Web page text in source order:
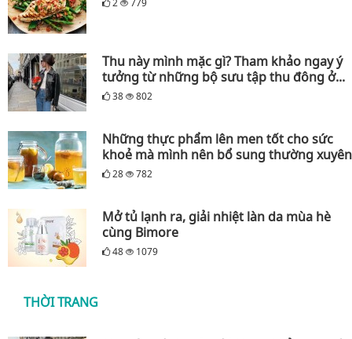
2 779
Thu này mình mặc gì? Tham khảo ngay ý
tưởng từ những bộ sưu tập thu đông ở...
38 802
Những thực phẩm lên men tốt cho sức
khoẻ mà mình nên bổ sung thường xuyên
28 782
Mở tủ lạnh ra, giải nhiệt làn da mùa hè
cùng Bimore
48 1079
THỜI TRANG